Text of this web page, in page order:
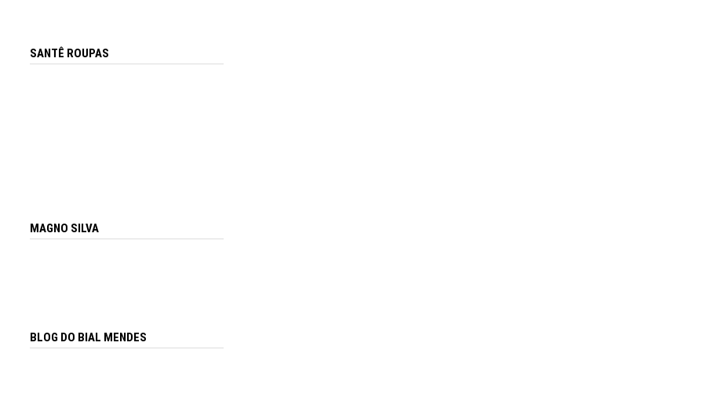
SANTÊ ROUPAS
MAGNO SILVA
BLOG DO BIAL MENDES